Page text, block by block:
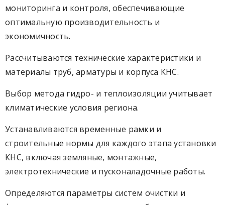
мониторинга и контроля, обеспечивающие
оптимальную производительность и
экономичность.
Рассчитываются технические характеристики и
материалы труб, арматуры и корпуса КНС.
Выбор метода гидро- и теплоизоляции учитывает
климатические условия региона.
Устанавливаются временные рамки и
строительные нормы для каждого этапа установки
КНС, включая земляные, монтажные,
электротехнические и пусконаладочные работы.
Определяются параметры систем очистки и